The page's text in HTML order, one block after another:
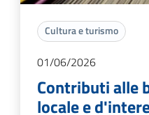
Cultura e turismo
01/06/2026
Contributi alle
locale e